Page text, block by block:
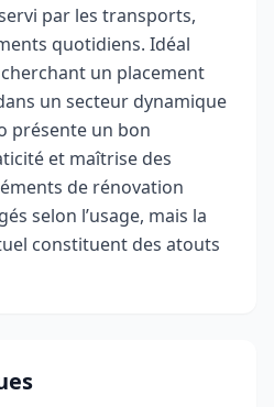
par les transports,
quotidiens. Idéal
un placement
un secteur dynamique
présente un bon
et maîtrise des
de rénovation
selon l’usage, mais la
constituent des atouts